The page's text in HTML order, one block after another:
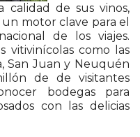
calidad de sus vinos,
motor clave para el
de los viajes.
vitivinícolas como las
San Juan y Neuquén
de de visitantes
bodegas para
con las delicias